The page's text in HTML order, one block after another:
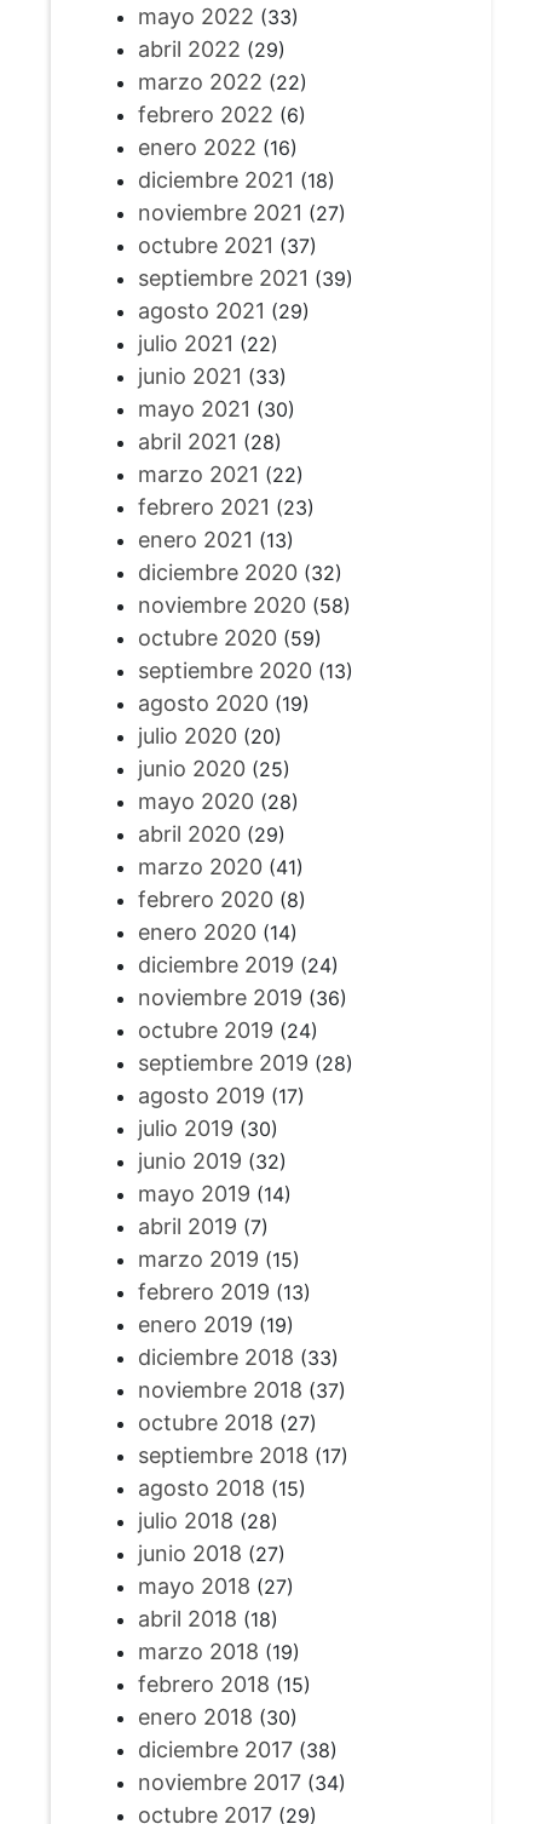
mayo 2022 (33)
abril 2022 (29)
marzo 2022 (22)
febrero 2022 (6)
enero 2022 (16)
diciembre 2021 (18)
noviembre 2021 (27)
octubre 2021 (37)
septiembre 2021 (39)
agosto 2021 (29)
julio 2021 (22)
junio 2021 (33)
mayo 2021 (30)
abril 2021 (28)
marzo 2021 (22)
febrero 2021 (23)
enero 2021 (13)
diciembre 2020(32)
noviembre 2020(58)
octubre 2020(59)
septiembre 2020(13)
agosto 2020(19)
julio 2020(20)
junio 2020(25)
mayo 2020(28)
abril 2020(29)
marzo 2020(41)
febrero 2020(8)
enero 2020(14)
diciembre 2019 (24)
noviembre 2019 (36)
octubre 2019 (24)
septiembre 2019 (28)
agosto 2019 (17)
julio 2019 (30)
junio 2019 (32)
mayo 2019 (14)
abril 2019 (7)
marzo 2019 (15)
febrero 2019 (13)
enero 2019 (19)
diciembre 2018 (33)
noviembre 2018 (37)
octubre 2018 (27)
septiembre 2018 (17)
agosto 2018 (15)
julio 2018 (28)
junio 2018 (27)
mayo 2018 (27)
abril 2018 (18)
marzo 2018 (19)
febrero 2018 (15)
enero 2018 (30)
diciembre 2017(38)
noviembre 2017(34)
octubre 2017(29)